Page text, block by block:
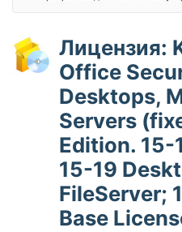
Лицензия:
Office
Desktops,
Servers
Edition. 15-
15-19
FileServer;
Base